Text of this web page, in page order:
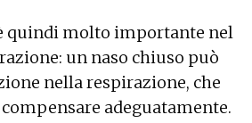
quindi molto importante nel
un naso chiuso può
nella respirazione, che
adeguatamente.